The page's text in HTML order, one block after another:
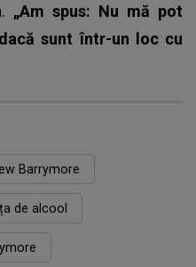
„Am spus: Nu mă pot
sunt într-un loc cu
Barrymore
de alcool